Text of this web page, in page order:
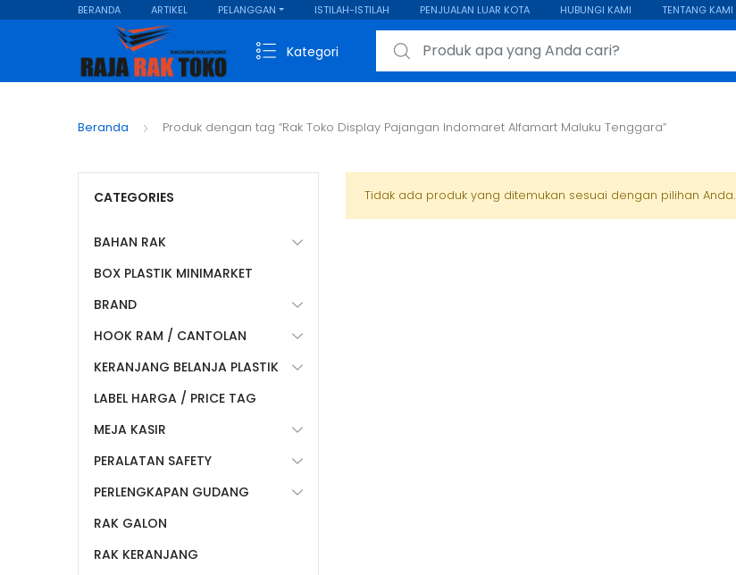
BERANDA ARTIKEL PELANGGAN ISTILAH-ISTILAH PENJUALAN LUAR KOTA HUBUNGI KAMI TENTANG KAMI
Kategori
Search for:
Beranda Produk dengan tag “Rak Toko Display Pajangan Indomaret Alfamart Maluku Tenggara”
Tidak ada produk yang ditemukan sesuai dengan pilihan Anda.
CATEGORIES
BAHAN RAK
BOX PLASTIK MINIMARKET
BRAND
HOOK RAM / CANTOLAN
KERANJANG BELANJA PLASTIK
LABEL HARGA / PRICE TAG
MEJA KASIR
PERALATAN SAFETY
PERLENGKAPAN GUDANG
RAK GALON
RAK KERANJANG